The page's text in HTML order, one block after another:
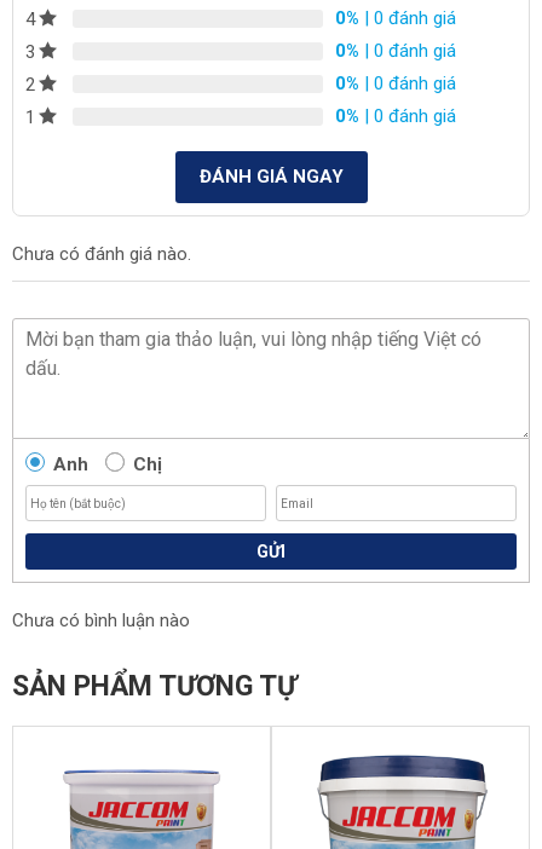
4
0% | 0 đánh giá
3
0% | 0 đánh giá
2
0% | 0 đánh giá
1
0% | 0 đánh giá
ĐÁNH GIÁ NGAY
Chưa có đánh giá nào.
Anh Chị
GỬI
Chưa có bình luận nào
SẢN PHẨM TƯƠNG TỰ